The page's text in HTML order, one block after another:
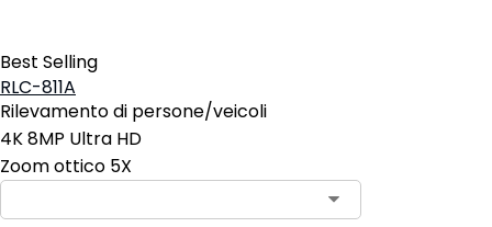
Best Selling
RLC-811A
Rilevamento di persone/veicoli
4K 8MP Ultra HD
Zoom ottico 5X